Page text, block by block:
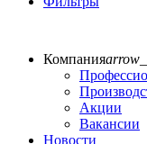
Компания
Акции
Вакансии
Новости